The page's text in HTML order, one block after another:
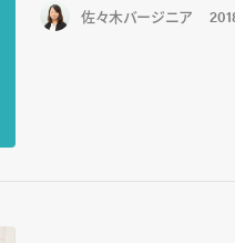
佐々木バージニア